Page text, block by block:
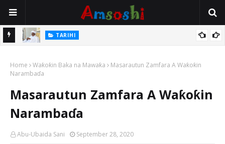
Mata TARIHI
Hassan
Home Waƙoƙin Baka na Mawaƙa
Masarautun Zamfara A Waƙoƙin
Narambaɗa
Masarautun Zamfara A Waƙoƙin
Narambaɗa
Abu-Ubaida Sani September 28, 2020